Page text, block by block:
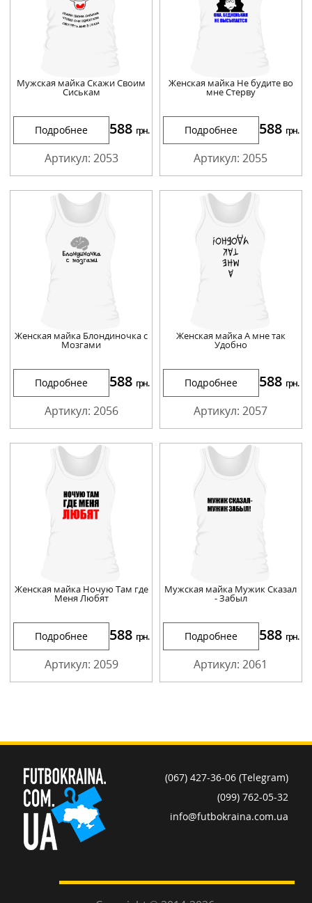
Мужская майка Скажи Своим
Сиськам
Подробнее 588 грн.
Артикул: 2053
Женская майка Не будите во
мне Стерву
Подробнее 588 грн.
Артикул: 2055
Женская майка Блондиночка с
Мозгами
Подробнее 588 грн.
Артикул: 2056
Женская майка А мне так
Удобно
Подробнее 588 грн.
Артикул: 2057
Женская майка Ночую Там где
Меня Любят
Подробнее 588 грн.
Артикул: 2059
Мужская майка Мужик Сказал
- Забыл
Подробнее 588 грн.
Артикул: 2061
(067) 427-36-06 (Telegram)
(099) 762-05-32
info@futbokraina.com.ua